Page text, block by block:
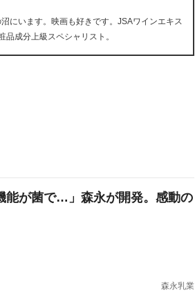
にいます。映画も好きです。JSAワインエキス
成分上級スペシャリスト。
能が菌で…」森永が開発。感動の
森永乳業